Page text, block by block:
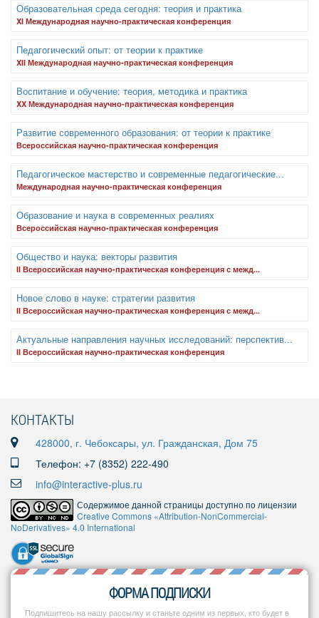
Образовательная среда сегодня: теория и практика
XI Международная научно-практическая конференция
Педагогический опыт: от теории к практике
XII Международная научно-практическая конференция
Воспитание и обучение: теория, методика и практика
XX Международная научно-практическая конференция
Развитие современного образования: от теории к практике
Всероссийская научно-практическая конференция
Педагогическое мастерство и современные педагогические...
Международная научно-практическая конференция
Образование и наука в современных реалиях
Всероссийская научно-практическая конференция
Общество и наука: векторы развития
II Всероссийская научно-практическая конференция с межд...
Новое слово в науке: стратегии развития
II Всероссийская научно-практическая конференция с межд...
Актуальные направления научных исследований: перспектив...
II Всероссийская научно-практическая конференция
КОНТАКТЫ
428000, г. Чебоксары, ул. Гражданская, Дом 75
Телефон: +7 (8352) 222-490
info@interactive-plus.ru
Содержимое данной страницы доступно по лицензии
Creative Commons «Attribution-NonCommercial-
NoDerivatives» 4.0 International
ФОРМА ПОДПИСКИ
Подпишитесь на нашу рассылку и станьте одним из первых, кто будет в